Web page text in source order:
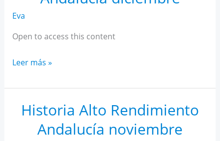
Eva
Open to access this content
Historia
Rendimiento
Andalucía
diciembre
Leer más »
Historia Alto Rendimiento
Andalucía noviembre